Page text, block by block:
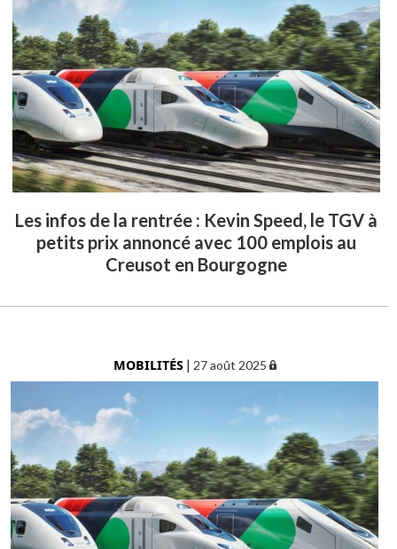
Les infos de la rentrée : Kevin Speed, le TGV à
petits prix annoncé avec 100 emplois au
Creusot en Bourgogne
MOBILITÉS| 27 août 2025